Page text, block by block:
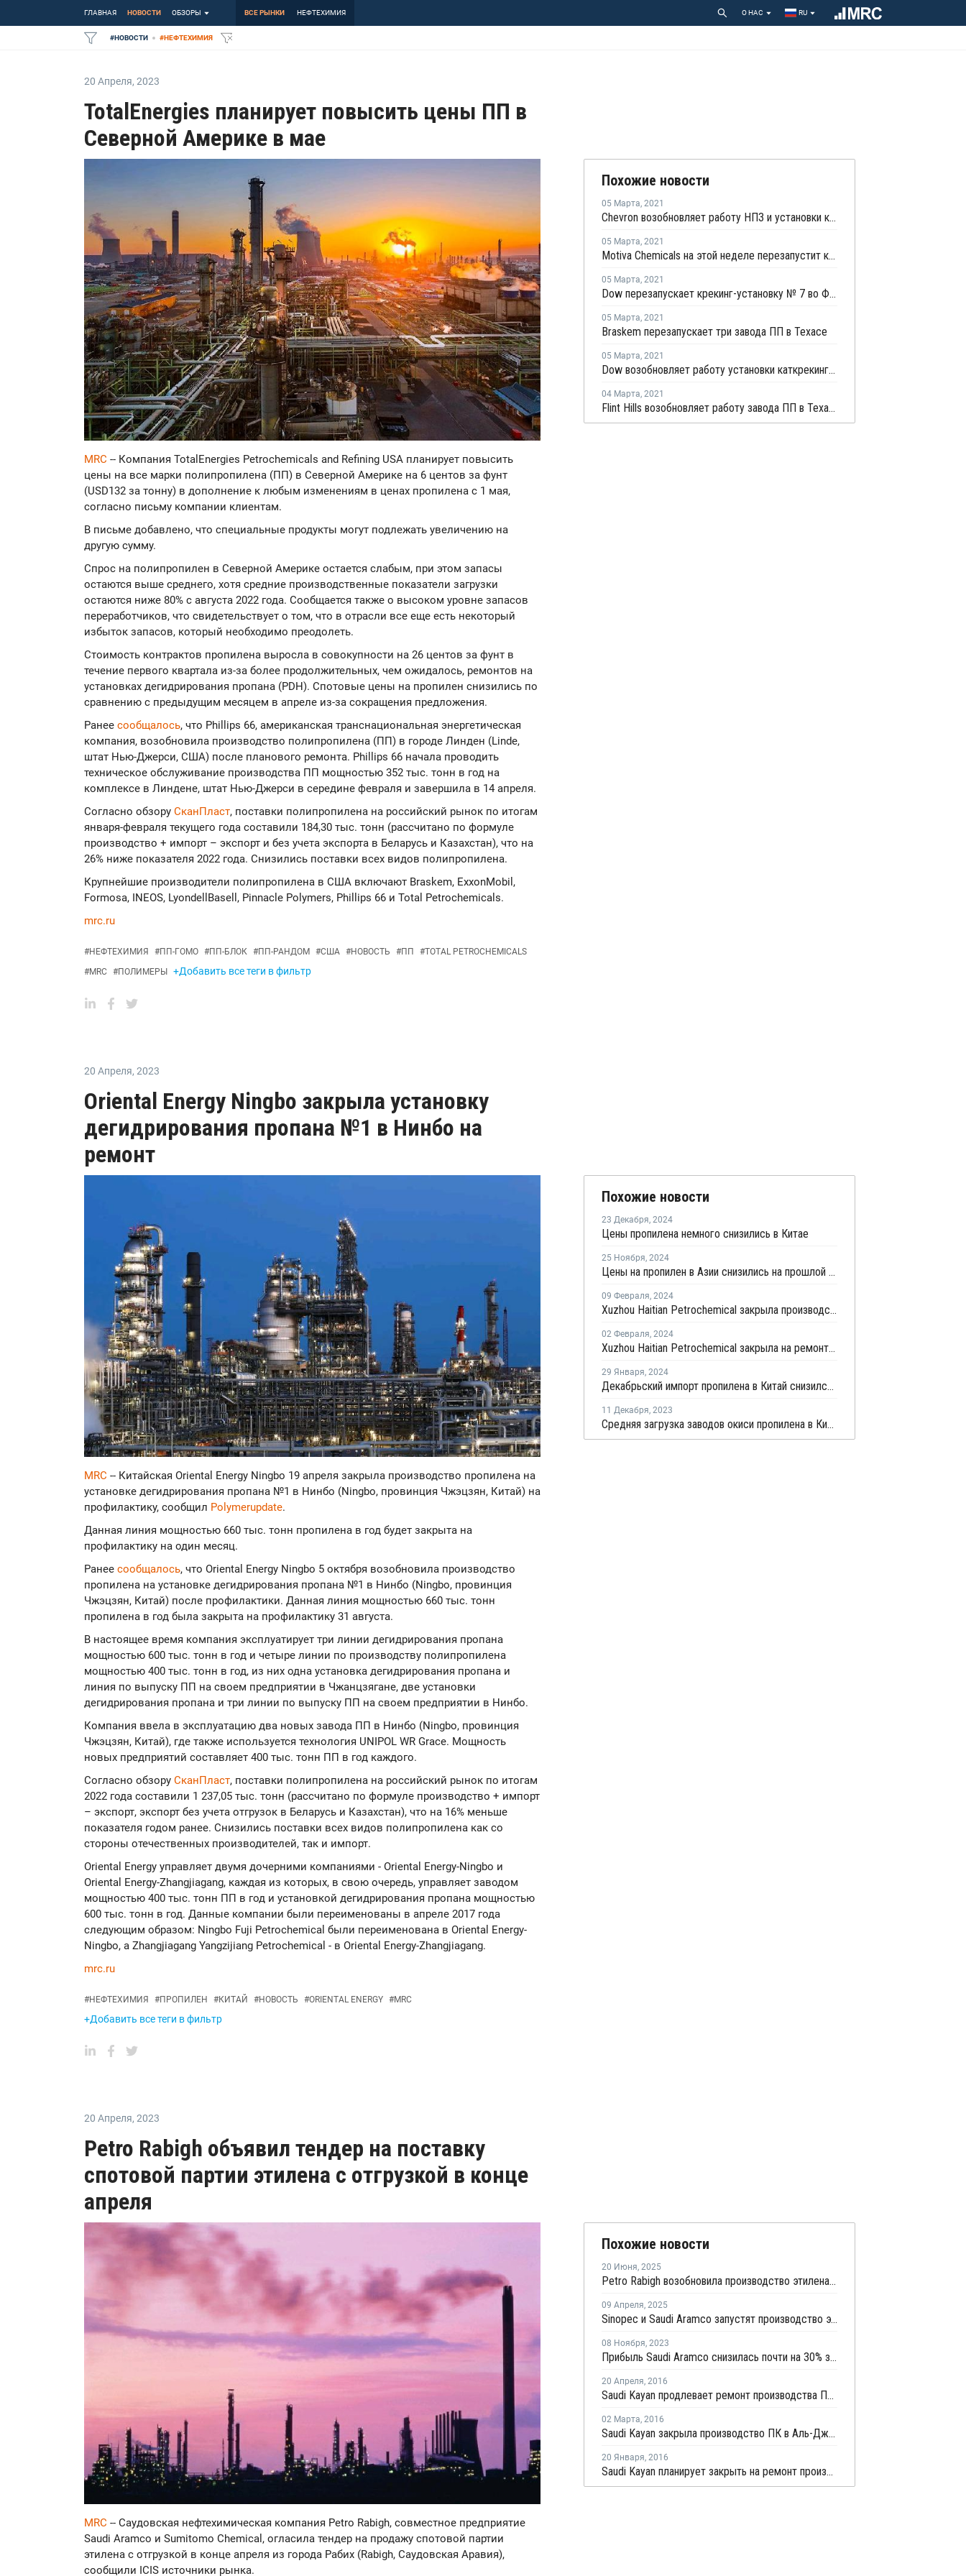
ГЛАВНАЯ НОВОСТИ ОБЗОРЫ ВСЕ РЫНКИ НЕФТЕХИМИЯ О НАС RU
#НОВОСТИ #НЕФТЕХИМИЯ
20 Апреля, 2023
TotalEnergies планирует повысить цены ПП в
Северной Америке в мае
MRC -- Компания TotalEnergies Petrochemicals and Refining USA планирует повысить
цены на все марки полипропилена (ПП) в Северной Америке на 6 центов за фунт
(USD132 за тонну) в дополнение к любым изменениям в ценах пропилена с 1 мая,
согласно письму компании клиентам.
В письме добавлено, что специальные продукты могут подлежать увеличению на
другую сумму.
Спрос на полипропилен в Северной Америке остается слабым, при этом запасы
остаются выше среднего, хотя средние производственные показатели загрузки
остаются ниже 80% с августа 2022 года. Сообщается также о высоком уровне запасов
переработчиков, что свидетельствует о том, что в отрасли все еще есть некоторый
избыток запасов, который необходимо преодолеть.
Стоимость контрактов пропилена выросла в совокупности на 26 центов за фунт в
течение первого квартала из-за более продолжительных, чем ожидалось, ремонтов на
установках дегидрирования пропана (PDH). Спотовые цены на пропилен снизились по
сравнению с предыдущим месяцем в апреле из-за сокращения предложения.
Ранее сообщалось, что Phillips 66, американская транснациональная энергетическая
компания, возобновила производство полипропилена (ПП) в городе Линден (Linde,
штат Нью-Джерси, США) после планового ремонта. Phillips 66 начала проводить
техническое обслуживание производства ПП мощностью 352 тыс. тонн в год на
комплексе в Линдене, штат Нью-Джерси в середине февраля и завершила в 14 апреля.
Согласно обзору СканПласт, поставки полипропилена на российский рынок по итогам
января-февраля текущего года составили 184,30 тыс. тонн (рассчитано по формуле
производство + импорт – экспорт и без учета экспорта в Беларусь и Казахстан), что на
26% ниже показателя 2022 года. Снизились поставки всех видов полипропилена.
Крупнейшие производители полипропилена в США включают Braskem, ExxonMobil,
Formosa, INEOS, LyondellBasell, Pinnacle Polymers, Phillips 66 и Total Petrochemicals.
mrc.ru
#НЕФТЕХИМИЯ #ПП-ГОМО #ПП-БЛОК #ПП-РАНДОМ #США #НОВОСТЬ #ПП #TOTAL PETROCHEMICALS
#MRC #ПОЛИМЕРЫ +Добавить все теги в фильтр
Похожие новости
05 Марта, 2021
Chevron возобновляет работу НПЗ и установки каткрекинга в Пасадене
05 Марта, 2021
Motiva Chemicals на этой неделе перезапустит крекинг-установку в Порт-Артуре
05 Марта, 2021
Dow перезапускает крекинг-установку № 7 во Фрипорте
05 Марта, 2021
Braskem перезапускает три завода ПП в Техасе
05 Марта, 2021
Dow возобновляет работу установки каткрекинга во Фрипорте
04 Марта, 2021
Flint Hills возобновляет работу завода ПП в Техасе
20 Апреля, 2023
Oriental Energy Ningbo закрыла установку
дегидрирования пропана №1 в Нинбо на
ремонт
MRC -- Китайская Oriental Energy Ningbo 19 апреля закрыла производство пропилена на
установке дегидрирования пропана №1 в Нинбо (Ningbo, провинция Чжэцзян, Китай) на
профилактику, сообщил Polymerupdate.
Данная линия мощностью 660 тыс. тонн пропилена в год будет закрыта на
профилактику на один месяц.
Ранее сообщалось, что Oriental Energy Ningbo 5 октября возобновила производство
пропилена на установке дегидрирования пропана №1 в Нинбо (Ningbo, провинция
Чжэцзян, Китай) после профилактики. Данная линия мощностью 660 тыс. тонн
пропилена в год была закрыта на профилактику 31 августа.
В настоящее время компания эксплуатирует три линии дегидрирования пропана
мощностью 600 тыс. тонн в год и четыре линии по производству полипропилена
мощностью 400 тыс. тонн в год, из них одна установка дегидрирования пропана и
линия по выпуску ПП на своем предприятии в Чжанцзягане, две установки
дегидрирования пропана и три линии по выпуску ПП на своем предприятии в Нинбо.
Компания ввела в эксплуатацию два новых завода ПП в Нинбо (Ningbo, провинция
Чжэцзян, Китай), где также используется технология UNIPOL WR Grace. Мощность
новых предприятий составляет 400 тыс. тонн ПП в год каждого.
Согласно обзору СканПласт, поставки полипропилена на российский рынок по итогам
2022 года составили 1 237,05 тыс. тонн (рассчитано по формуле производство + импорт
– экспорт, экспорт без учета отгрузок в Беларусь и Казахстан), что на 16% меньше
показателя годом ранее. Снизились поставки всех видов полипропилена как со
стороны отечественных производителей, так и импорт.
Oriental Energy управляет двумя дочерними компаниями - Oriental Energy-Ningbo и
Oriental Energy-Zhangjiagang, каждая из которых, в свою очередь, управляет заводом
мощностью 400 тыс. тонн ПП в год и установкой дегидрирования пропана мощностью
600 тыс. тонн в год. Данные компании были переименованы в апреле 2017 года
следующим образом: Ningbo Fuji Petrochemical были переименована в Oriental Energy-
Ningbo, а Zhangjiagang Yangzijiang Petrochemical - в Oriental Energy-Zhangjiagang.
mrc.ru
#НЕФТЕХИМИЯ #ПРОПИЛЕН #КИТАЙ #НОВОСТЬ #ORIENTAL ENERGY #MRC
+Добавить все теги в фильтр
Похожие новости
23 Декабря, 2024
Цены пропилена немного снизились в Китае
25 Ноября, 2024
Цены на пропилен в Азии снизились на прошлой неделе
09 Февраля, 2024
Xuzhou Haitian Petrochemical закрыла производство ПП в Китае
02 Февраля, 2024
Xuzhou Haitian Petrochemical закрыла на ремонт производство ПП в Китае
29 Января, 2024
Декабрьский импорт пропилена в Китай снизился на 2,2%
11 Декабря, 2023
Средняя загрузка заводов окиси пропилена в Китае снизилась на 0,7%
20 Апреля, 2023
Petro Rabigh объявил тендер на поставку
спотовой партии этилена с отгрузкой в конце
апреля
MRC -- Саудовская нефтехимическая компания Petro Rabigh, совместное предприятие
Saudi Aramco и Sumitomo Chemical, огласила тендер на продажу спотовой партии
этилена с отгрузкой в конце апреля из города Рабих (Rabigh, Саудовская Аравия),
сообщили ICIS источники рынка.
Похожие новости
20 Июня, 2025
Petro Rabigh возобновила производство этилена на крекинг-установке в Саудовской Аравии
09 Апреля, 2025
Sinopec и Saudi Aramco запустят производство этилена мощностью 1,8 млн тонн на своем НПЗ в Янбу
08 Ноября, 2023
Прибыль Saudi Aramco снизилась почти на 30% за девять месяцев
20 Апреля, 2016
Saudi Kayan продлевает ремонт производства ПК в Аль-Джубайле
02 Марта, 2016
Saudi Kayan закрыла производство ПК в Аль-Джубайле на ремонт
20 Января, 2016
Saudi Kayan планирует закрыть на ремонт производство ПК в Аль-Джубайль в конце марта